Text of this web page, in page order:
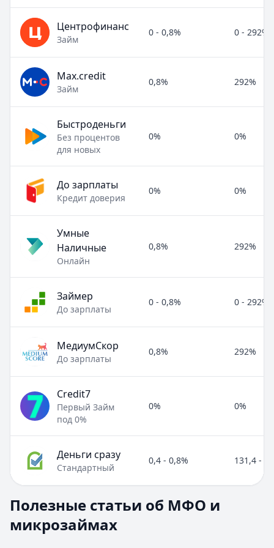
Центрофинанс
Займ
0 - 0,8% 0 - 292%
Max.credit
Займ
0,8% 292%
Быстроденьги
Без процентов
для новых
0% 0%
До зарплаты
Кредит доверия
0% 0%
Умные
Наличные
Онлайн
0,8% 292%
Займер
До зарплаты
0 - 0,8% 0 - 292%
МедиумСкор
До зарплаты
0,8% 292%
Credit7
Первый Займ
под 0%
0% 0%
Деньги сразу
Стандартный
0,4 - 0,8% 131,4 -
Раздел:МФО и микрозаймы. Всего статей: 8.
Займ под расписку
Нужны деньги срочно? Рассмотрите займ под
Полезные статьи об МФО и
микрозаймах